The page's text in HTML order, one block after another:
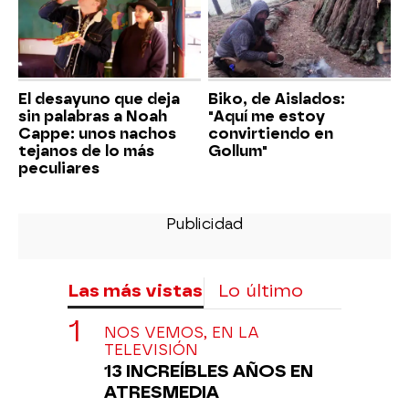
El desayuno que deja
sin palabras a Noah
Cappe: unos nachos
tejanos de lo más
peculiares
Biko, de Aislados:
"Aquí me estoy
convirtiendo en
Gollum"
Las más vistas Lo último
NOS VEMOS, EN LA
TELEVISIÓN
13 INCREÍBLES AÑOS EN
ATRESMEDIA